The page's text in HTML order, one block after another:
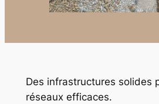
Des infrastructures solides
réseaux efficaces.